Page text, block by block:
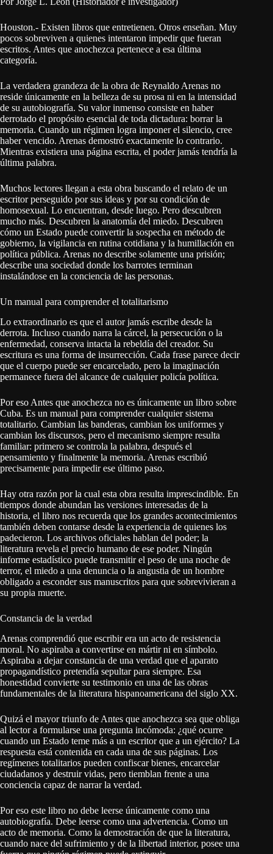
Houston.- Existen libros que entretienen. Otros enseñan. Muy
pocos sobreviven a quienes intentaron impedir que fueran
escritos. Antes que anochezca pertenece a esa última
categoría.
La verdadera grandeza de la obra de Reynaldo Arenas no
reside únicamente en la belleza de su prosa ni en la intensidad
de su autobiografía. Su valor inmenso consiste en haber
derrotado el propósito esencial de toda dictadura: borrar la
memoria. Cuando un régimen logra imponer el silencio, cree
haber vencido. Arenas demostró exactamente lo contrario.
Mientras existiera una página escrita, el poder jamás tendría la
última palabra.
Muchos lectores llegan a esta obra buscando el relato de un
escritor perseguido por sus ideas y por su condición de
homosexual. Lo encuentran, desde luego. Pero descubren
mucho más. Descubren la anatomía del miedo. Descubren
cómo un Estado puede convertir la sospecha en método de
gobierno, la vigilancia en rutina cotidiana y la humillación en
política pública. Arenas no describe solamente una prisión;
describe una sociedad donde los barrotes terminan
instalándose en la conciencia de las personas.
Un manual para comprender el totalitarismo
Lo extraordinario es que el autor jamás escribe desde la
derrota. Incluso cuando narra la cárcel, la persecución o la
enfermedad, conserva intacta la rebeldía del creador. Su
escritura es una forma de insurrección. Cada frase parece decir
que el cuerpo puede ser encarcelado, pero la imaginación
permanece fuera del alcance de cualquier policía política.
Por eso Antes que anochezca no es únicamente un libro sobre
Cuba. Es un manual para comprender cualquier sistema
totalitario. Cambian las banderas, cambian los uniformes y
cambian los discursos, pero el mecanismo siempre resulta
familiar: primero se controla la palabra, después el
pensamiento y finalmente la memoria. Arenas escribió
precisamente para impedir ese último paso.
Hay otra razón por la cual esta obra resulta imprescindible. En
tiempos donde abundan las versiones interesadas de la
historia, el libro nos recuerda que los grandes acontecimientos
también deben contarse desde la experiencia de quienes los
padecieron. Los archivos oficiales hablan del poder; la
literatura revela el precio humano de ese poder. Ningún
informe estadístico puede transmitir el peso de una noche de
terror, el miedo a una denuncia o la angustia de un hombre
obligado a esconder sus manuscritos para que sobrevivieran a
su propia muerte.
Constancia de la verdad
Arenas comprendió que escribir era un acto de resistencia
moral. No aspiraba a convertirse en mártir ni en símbolo.
Aspiraba a dejar constancia de una verdad que el aparato
propagandístico pretendía sepultar para siempre. Esa
honestidad convierte su testimonio en una de las obras
fundamentales de la literatura hispanoamericana del siglo XX.
Quizá el mayor triunfo de Antes que anochezca sea que obliga
al lector a formularse una pregunta incómoda: ¿qué ocurre
cuando un Estado teme más a un escritor que a un ejército? La
respuesta está contenida en cada una de sus páginas. Los
regímenes totalitarios pueden confiscar bienes, encarcelar
ciudadanos y destruir vidas, pero tiemblan frente a una
conciencia capaz de narrar la verdad.
Por eso este libro no debe leerse únicamente como una
autobiografía. Debe leerse como una advertencia. Como un
acto de memoria. Como la demostración de que la literatura,
cuando nace del sufrimiento y de la libertad interior, posee una